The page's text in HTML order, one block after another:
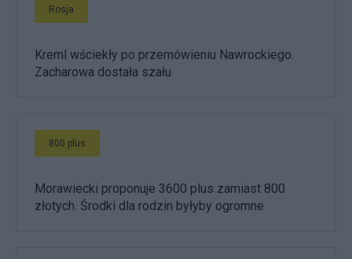
Rosja
Kreml wściekły po przemówieniu Nawrockiego.
Zacharowa dostała szału
800 plus
Morawiecki proponuje 3600 plus zamiast 800
złotych. Środki dla rodzin byłyby ogromne